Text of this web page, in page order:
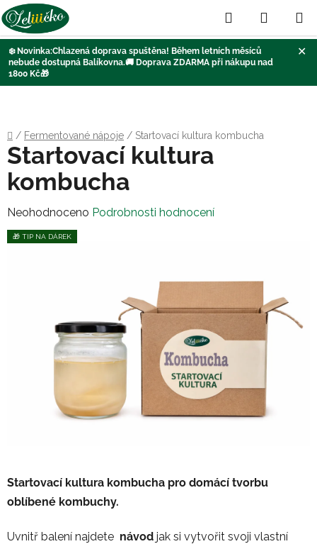
❄️ Novinka:Chlazená doprava spuštěna! Během letních měsíců
nebude dostupná Balíkovna.🚚 Doprava ZDARMA při nákupu nad
1800 Kč🎁
✕
Hledat
KOŠÍK
Domů
/ Fermentované nápoje / Startovací kultura kombucha
Startovací kultura kombucha pro domácí tvorbu
oblíbené kombuchy.
Uvnitř balení najdete návod jak si vytvořit svoji vlastní
Startovací kultura
kombucha
Průměrné
hodnocení
hvězdiček.
Neohodnoceno Podrobnosti hodnocení
🎁 TIP NA DÁREK